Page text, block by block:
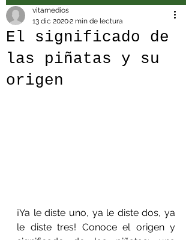
El significado de
las piñatas y su
origen
vitamedios
13 dic 20202 min de lectura
¡Ya le diste uno, ya le diste dos, ya
le diste tres! Conoce el origen y